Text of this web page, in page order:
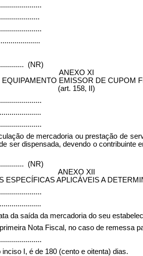
(NR)
ANEXO XI
EQUIPAMENTO EMISSOR DE CUPOM
(art. 158, II)
de mercadoria ou prestação de
ser dispensada, devendo o
(NR)
ANEXO XII
ESPECÍFICAS APLICÁVEIS A
da saída da mercadoria do seu
Nota Fiscal, no caso de remessa
I, é de 180 (cento e oitenta) dias.